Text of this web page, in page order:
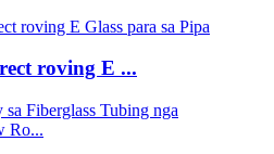
roving E ...